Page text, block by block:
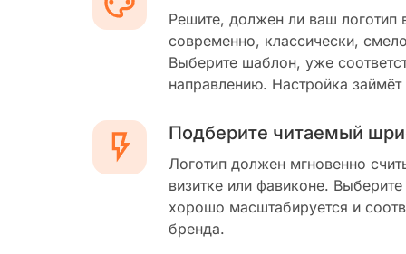
Решите, должен ли ваш логотип
современно, классически,
Выберите шаблон, уже
направлению. Настройка
Подберите читаемый
Логотип должен мгновенно
визитке или фавиконе.
хорошо масштабируется и
бренда.